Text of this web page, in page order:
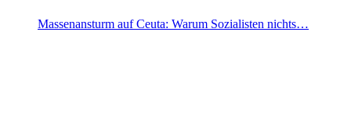
Massenansturm auf Ceuta: Warum Sozialisten nichts…